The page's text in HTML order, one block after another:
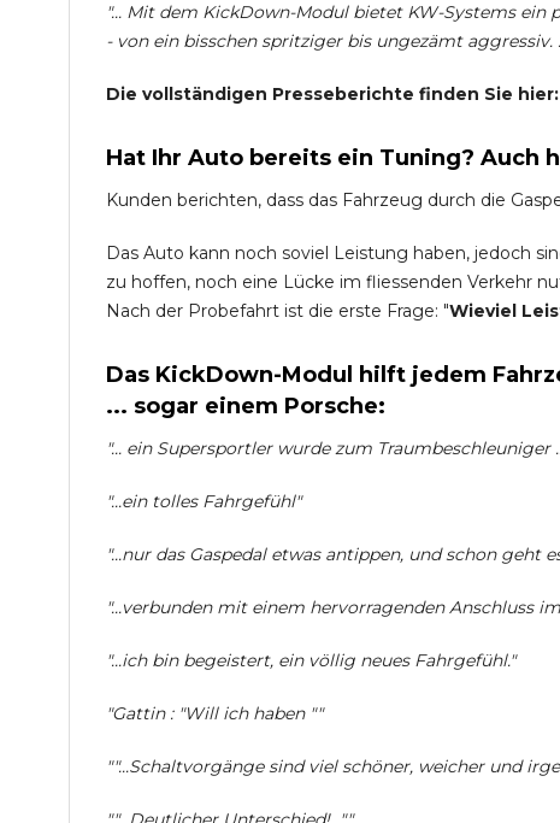
"... Mit dem KickDown-Modul bietet KW-Systems
- von ein bisschen spritziger bis ungezämt
Die vollständigen Presseberichte finden Sie hier:
Hat Ihr Auto bereits ein Tuning? Auch
Kunden berichten, dass das Fahrzeug durch die
Das Auto kann noch soviel Leistung haben, jedoch
zu hoffen, noch eine Lücke im fliessenden Verkehr
Nach der Probefahrt ist die erste Frage: "Wieviel
Das KickDown-Modul hilft jedem
... sogar einem Porsche:
"... ein Supersportler wurde zum Traumbeschleuniger
"...ein tolles Fahrgefühl"
"...nur das Gaspedal etwas antippen, und schon geht
"...verbunden mit einem hervorragenden Anschluss
"...ich bin begeistert, ein völlig neues Fahrgefühl."
"Gattin : "Will ich haben ""
""...Schaltvorgänge sind viel schöner, weicher und